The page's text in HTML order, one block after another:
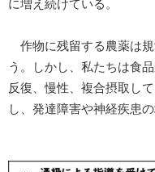
に増え続けている。
作物に残留する農薬は
う。しかし、私たちは食
反復、慢性、複合摂取し
し、発達障害や神経疾患